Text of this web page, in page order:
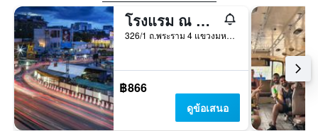
โรงแรม ณ หัวลำโพง - โฮสเทล
326/1 ถ.พระราม 4 แขวงมหาพฤฒาราม, กรุงเทพมหานคร, ประเทศไทย
฿866
ดูข้อเสนอ